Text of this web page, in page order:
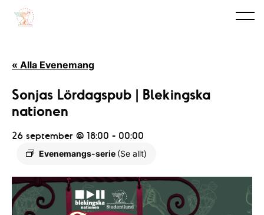
« Alla Evenemang
Sonjas Lördagspub | Blekingska
nationen
26 september @ 18:00 - 00:00
Evenemangs-serie (Se allt)